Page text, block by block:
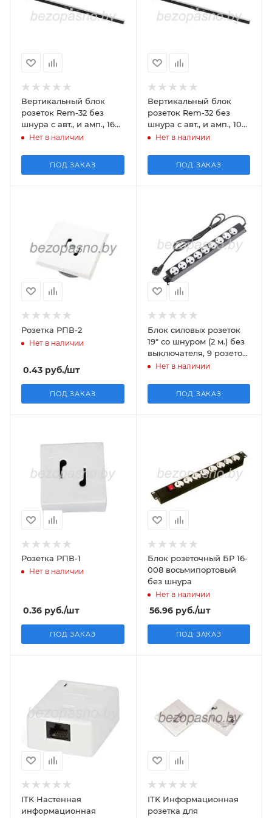
Вертикальный блок
розеток Rem-32 без
шнура с авт., и амп., 16
Sсhuko, 8 IEC 60320 C19,
Нет в наличии
ПОД ЗАКАЗ
Вертикальный блок
розеток Rem-32 без
шнура с авт., и амп., 10
Sсhuko, 10 IEC 60320 C19,
Нет в наличии
ПОД ЗАКАЗ
Розетка РПВ-2
Нет в наличии
0.43 руб./шт
ПОД ЗАКАЗ
Блок силовых розеток
19" со шнуром (2 м.) без
выключателя, 9 розеток,
цвет черный
Нет в наличии
ПОД ЗАКАЗ
Розетка РПВ-1
Нет в наличии
0.36 руб./шт
ПОД ЗАКАЗ
Блок розеточный БР 16-
008 восьмипортовый
без шнура
Нет в наличии
56.96руб./шт
ПОД ЗАКАЗ
ITK Настенная
информационная
ITK Информационная
розетка для